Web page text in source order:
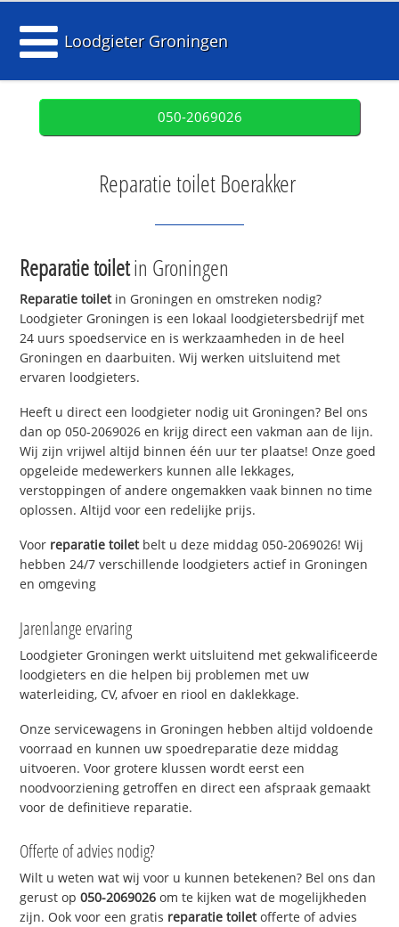
Loodgieter Groningen
050-2069026
Reparatie toilet Boerakker
Reparatie toiletin Groningen
Reparatie toiletin Groningen en omstreken nodig?
Loodgieter Groningen is een lokaal loodgietersbedrijf met
24 uurs spoedservice en is werkzaamheden in de heel
Groningen en daarbuiten. Wij werken uitsluitend met
ervaren loodgieters.
Heeft u direct een loodgieter nodig uit Groningen? Bel ons
dan op 050-2069026 en krijg direct een vakman aan de lijn.
Wij zijn vrijwel altijd binnen één uur ter plaatse! Onze goed
opgeleide medewerkers kunnen alle lekkages,
verstoppingen of andere ongemakken vaak binnen no time
oplossen. Altijd voor een redelijke prijs.
Voor reparatie toiletbelt u deze middag 050-2069026! Wij
hebben 24/7 verschillende loodgieters actief in Groningen
en omgeving
Jarenlange ervaring
Loodgieter Groningen werkt uitsluitend met gekwalificeerde
loodgieters en die helpen bij problemen met uw
waterleiding, CV, afvoer en riool en daklekkage.
Onze servicewagens in Groningen hebben altijd voldoende
voorraad en kunnen uw spoedreparatie deze middag
uitvoeren. Voor grotere klussen wordt eerst een
noodvoorziening getroffen en direct een afspraak gemaakt
voor de definitieve reparatie.
Offerte of advies nodig?
Wilt u weten wat wij voor u kunnen betekenen? Bel ons dan
gerust op050-2069026 om te kijken wat de mogelijkheden
zijn. Ook voor een gratis reparatie toiletofferte of advies